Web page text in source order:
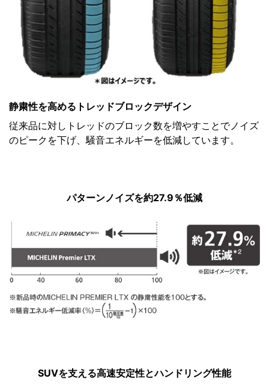
静粛性を高めるトレッドブロックデザイン
従来品に対しトレッドのブロック数を増やすことでノイズ
のピークを下げ、騒音エネルギーを低減しています。
パターンノイズを約27.9％低減
SUVを支える高速安定性とハンドリング性能